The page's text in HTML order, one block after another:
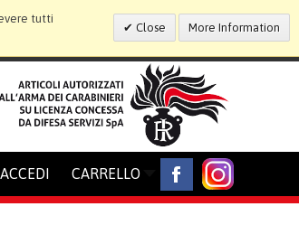
tutti
Close More Information
CARRELLO
ACCEDI